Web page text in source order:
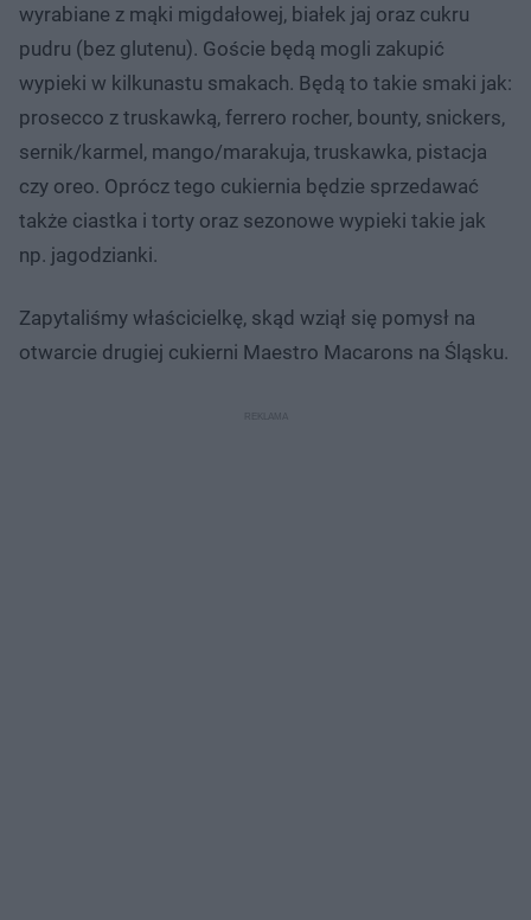
wyrabiane z mąki migdałowej, białek jaj oraz cukru
pudru (bez glutenu). Goście będą mogli zakupić
wypieki w kilkunastu smakach. Będą to takie smaki jak:
prosecco z truskawką, ferrero rocher, bounty, snickers,
sernik/karmel, mango/marakuja, truskawka, pistacja
czy oreo. Oprócz tego cukiernia będzie sprzedawać
także ciastka i torty oraz sezonowe wypieki takie jak
np. jagodzianki.
Zapytaliśmy właścicielkę, skąd wziął się pomysł na
otwarcie drugiej cukierni Maestro Macarons na Śląsku.